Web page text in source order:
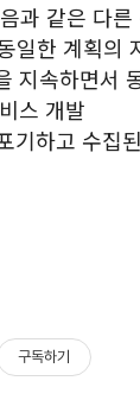
과 같은 다
일한 계획의
지속하면서
스 개발
기하고 수집
구독하기